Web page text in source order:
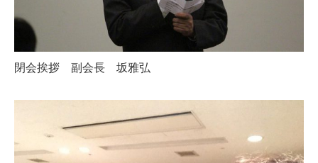
閉会挨拶 副会長 坂雅弘